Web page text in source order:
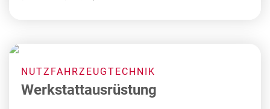
NUTZFAHRZEUGTECHNIK
Werkstattausrüstung